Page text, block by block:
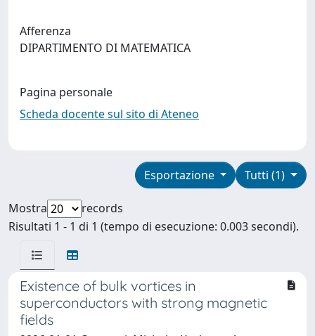
Afferenza
DIPARTIMENTO DI MATEMATICA
Pagina personale
Scheda docente sul sito di Ateneo
Tutti (1)
Esportazione
Mostra
records
Risultati 1 - 1 di 1 (tempo di esecuzione: 0.003 secondi).
Existence of bulk vortices in
superconductors with strong magnetic
fields